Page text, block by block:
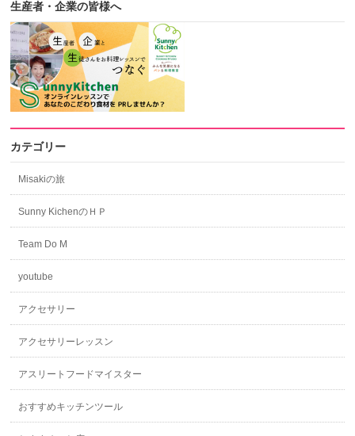
生産者・企業の皆様へ
カテゴリー
Misakiの旅
Sunny KichenのＨＰ
Team Do M
youtube
アクセサリー
アクセサリーレッスン
アスリートフードマイスター
おすすめキッチンツール